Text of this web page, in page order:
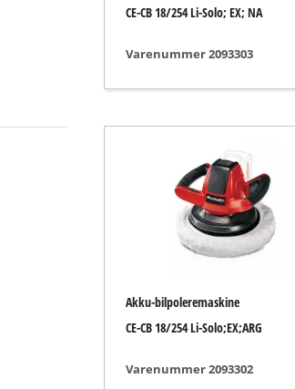
Excentersliber
Slibemaskine til væg / gulv
Andre slibemaskiner
Slibe- / graveringsværktøj
Elektriske kompressorer
CE-CB 18/254 Li-Solo; EX; NA
Varenummer 2093303
Akku-bilpoleremaskine
CE-CB 18/254 Li-Solo;EX;ARG
Varenummer 2093302